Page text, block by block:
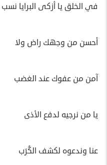
في الخلق يا أزكى البرايا نسب
أحسن من وجهك راض ولا
آمن من عفوك عند الغضب
يا من نرجيه لدفع الأذى
عنا وندعوه لكشف الكُرَب